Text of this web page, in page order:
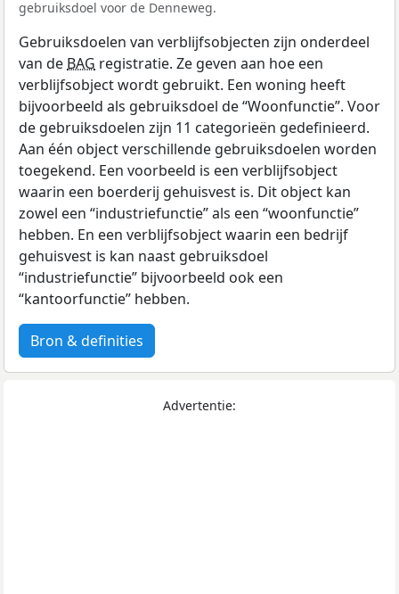
gebruiksdoel voor de Denneweg.
Gebruiksdoelen van verblijfsobjecten zijn onderdeel
van de BAG registratie. Ze geven aan hoe een
verblijfsobject wordt gebruikt. Een woning heeft
bijvoorbeeld als gebruiksdoel de “Woonfunctie”. Voor
de gebruiksdoelen zijn 11 categorieën gedefinieerd.
Aan één object verschillende gebruiksdoelen worden
toegekend. Een voorbeeld is een verblijfsobject
waarin een boerderij gehuisvest is. Dit object kan
zowel een “industriefunctie” als een “woonfunctie”
hebben. En een verblijfsobject waarin een bedrijf
gehuisvest is kan naast gebruiksdoel
“industriefunctie” bijvoorbeeld ook een
“kantoorfunctie” hebben.
Bron & definities
Advertentie: